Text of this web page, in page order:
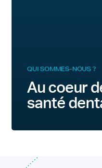
QUI SOMMES-NOUS ?
Au coeur
santé